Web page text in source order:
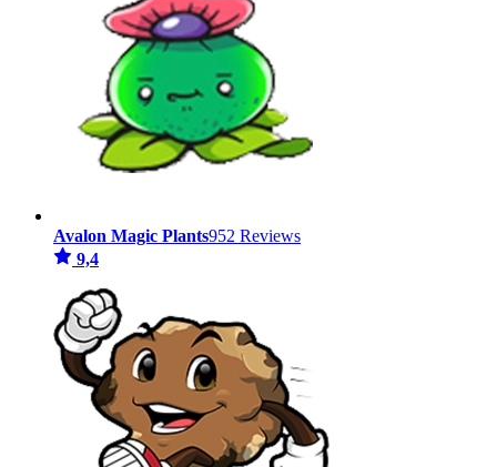
Avalon Magic Plants952 Reviews
9,4